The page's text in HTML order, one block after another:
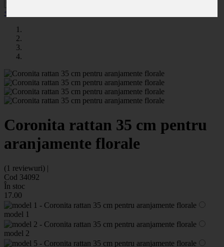
< înapoi la Articole decorative
Coronita rattan 35 cm pentru
aranjamente florale
(1 reviewuri) |
Cod 34092
În stoc
17.00
model 1
model 2